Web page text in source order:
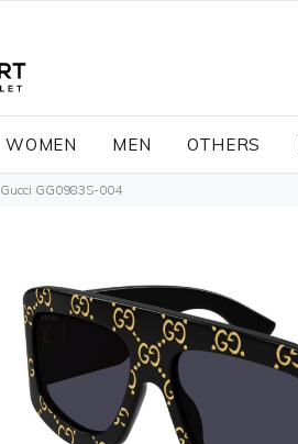
WOMEN MEN OTHERS
Gucci GG0983S-004